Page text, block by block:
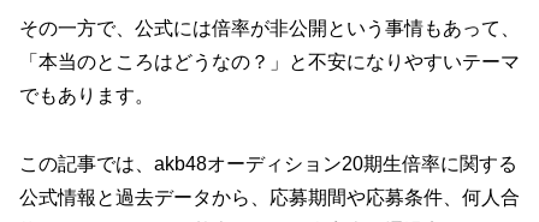
その一方で、公式には倍率が非公開という事情もあって、
「本当のところはどうなの？」と不安になりやすいテーマ
でもあります。
この記事では、akb48オーディション20期生倍率に関する
公式情報と過去データから、応募期間や応募条件、何人合